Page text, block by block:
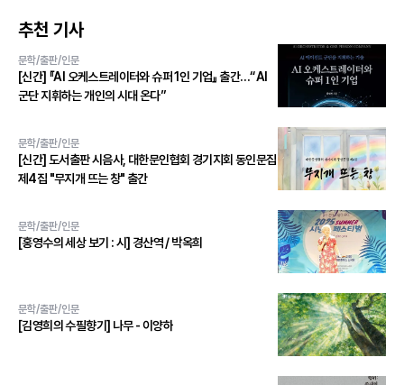
추천 기사
문학/출판/인문
[신간] 『AI 오케스트레이터와 슈퍼 1인 기업』 출간…“AI
군단 지휘하는 개인의 시대 온다”
문학/출판/인문
[신간] 도서출판 시음사, 대한문인협회 경기지회 동인문집
제4집 "무지개 뜨는 창" 출간
문학/출판/인문
[홍영수의 세상 보기 : 시] 경산역 / 박옥희
문학/출판/인문
[김영희의 수필향기] 나무 - 이양하